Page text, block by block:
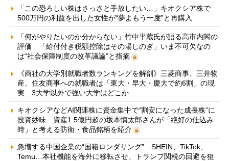
「この恐ろしい株はさっさと手放したい…」キオクシア株で
500万円の利益を出した女性が“夢よもう一度”と再購入
「何がやりたいのか分からない」竹中平蔵氏が語る高市内閣の
評価 「給付付き税額控除はその場しのぎ」いま不可欠なの
は“社会保障制度の改革議論”と指摘
《商社の大学別就職者数ランキングを解剖》三菱商事、三井物
産、住友商事への就職者は「東大・早大・慶大で約6割」の現
実 3大学以外で強い大学はどこか
キオクシアなどAI関連株に資金集中で“割安になった成長株”に
投資妙味 資産1.5億円超の坂本慎太郎さんが「絶好の仕込み
時」と考える防衛・食品銘柄を紹介
急増する中国企業の“国籍ロンダリング” SHEIN、TikTok、
Temu…本社機能を海外に移転させ、トランプ関税の回避を狙